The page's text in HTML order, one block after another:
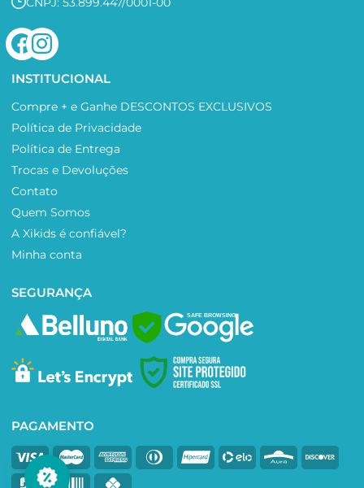
INSTITUCIONAL
Compre + e Ganhe DESCONTOS EXCLUSIVOS
Política de Privacidade
Política de Entrega
Trocas e Devoluções
Contato
Quem Somos
A Xikids é confiável?
Minha conta
SEGURANÇA
SAFE BROWSING
PAGAMENTO